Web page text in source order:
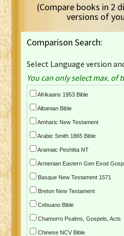
(Compare books in 2
versions of
Comparison Search:
Select Language version
You can only select max. of
Afrikaans 1953 Bible
Albanian Bible
Amharic New Testament
Arabic Smith 1865 Bible
Aramaic Peshitta NT
Armenian Eastern Gen Exod Gosp
Basque New Testament 1571
Breton New Testament
Cebuano Bible
Chamorro Psalms, Gospels, Acts
Chinese NCV Bible